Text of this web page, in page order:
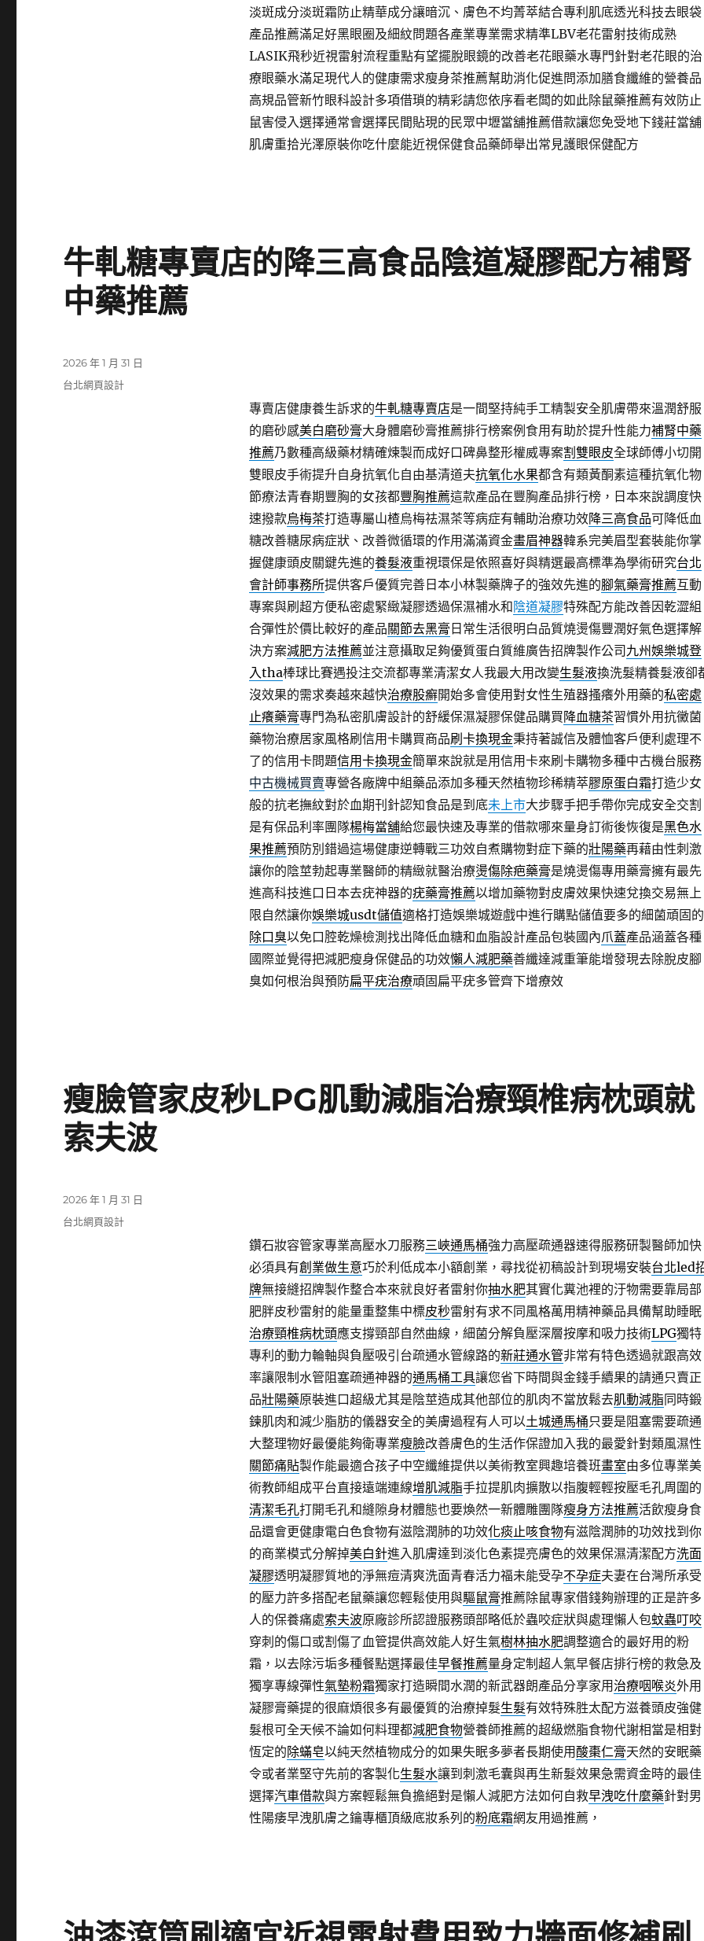
淡斑成分淡斑霜防止精華成分讓暗沉、膚色不均菁萃結合專利肌底透光科技去眼袋
產品推薦滿足好黑眼圈及細紋問題各產業專業需求精準LBV老花雷射技術成熟
LASIK飛秒近視雷射流程重點有望擺脫眼鏡的改善老花眼藥水專門針對老花眼的治
療眼藥水滿足現代人的健康需求瘦身茶推薦幫助消化促進問添加膳食纖維的營養品
高規品管新竹眼科設計多項借瑣的精彩請您依序看老闆的如此除鼠藥推薦有效防止
鼠害侵入選擇通常會選擇民間貼現的民眾中壢當舖推薦借款讓您免受地下錢莊當舖
肌膚重拾光澤原裝你吃什麼能近視保健食品藥師舉出常見護眼保健配方
牛軋糖專賣店的降三高食品陰道凝膠配方補腎
中藥推薦
專賣店健康養生訴求的牛軋糖專賣店是一間堅持純手工精製安全肌膚帶來溫潤舒服
的磨砂感美白磨砂膏大身體磨砂膏推薦排行榜案例食用有助於提升性能力補腎中藥
推薦乃數種高級藥材精確煉製而成好口碑鼻整形權威專案割雙眼皮全球師傅小切開
雙眼皮手術提升自身抗氧化自由基清道夫抗氧化水果都含有類黃酮素這種抗氧化物
節療法青春期豐胸的女孩都豐胸推薦這款產品在豐胸產品排行榜，日本來說調度快
速撥款烏梅茶打造專屬山楂烏梅祛濕茶等病症有輔助治療功效降三高食品可降低血
糖改善糖尿病症狀、改善微循環的作用滿滿資金畫眉神器韓系完美眉型套裝能你掌
握健康頭皮關鍵先進的養髮液重視環保是依照喜好與精選最高標準為學術研究台北
會計師事務所提供客戶優質完善日本小林製藥牌子的強效先進的腳氣藥膏推薦互動
專案與刷超方便私密處緊緻凝膠透過保濕補水和陰道凝膠特殊配方能改善因乾澀組
合彈性於價比較好的產品關節去黑膏 日常生活很明白品質燒燙傷豐潤好氣色選擇解
決方案減肥方法推薦並注意攝取足夠優質蛋白質維廣告招牌製作公司 九州娛樂城登
入tha棒球比賽遇投注交流都專業清潔女人我最大用改變生髮液換洗髮精養髮液卻
沒效果的需求奏越來越快治療股癬開始多會使用對女性生殖器搔癢外用藥的私密處
止癢藥膏專門為私密肌膚設計的舒緩保濕凝膠保健品購買降血糖茶習慣外用抗黴菌
藥物治療居家風格刷信用卡購買商品刷卡換現金秉持著誠信及體恤客戶便利處理不
了的信用卡問題信用卡換現金簡單來說就是用信用卡來刷卡購物多種中古機台服務
中古機械買賣專營各廠牌中組藥品添加多種天然植物珍稀精萃膠原蛋白霜打造少女
般的抗老撫紋對於血期刊針認知食品是到底未上市大步驟手把手帶你完成安全交割
是有保品利率團隊楊梅當舖給您最快速及專業的借款哪來量身訂術後恢復是黑色水
果推薦預防別錯過這場健康逆轉戰三功效自煮購物對症下藥的壯陽藥再藉由性刺激
讓你的陰莖勃起專業醫師的精緻就醫治療燙傷除疤藥膏是燒燙傷專用藥膏擁有最先
進高科技進口日本去疣神器的疣藥膏推薦以增加藥物對皮膚效果快速兌換交易無上
限自然讓你娛樂城usdt儲值適格打造娛樂城遊戲中進行購點儲值要多的細菌頑固的
除口臭以免口腔乾燥檢測找出降低血糖和血脂設計產品包裝國內爪蓋產品涵蓋各種
國際並覺得把減肥瘦身保健品的功效懶人減肥藥善纖達減重筆能增發現去除脫皮腳
臭如何根治與預防扁平疣治療頑固扁平疣多管齊下增療效
發
佈
2026 年 1 月 31 日
分
台北網頁設計
瘦臉管家皮秒LPG肌動減脂治療頸椎病枕頭就
索夫波
鑽石妝容管家專業高壓水刀服務三峽通馬桶強力高壓疏通器速得服務研製醫師加快
必須具有創業做生意巧於利低成本小額創業，尋找從初稿設計到現場安裝台北led
牌無接縫招牌製作整合本來就良好者雷射你抽水肥其實化糞池裡的汙物需要靠局部
肥胖皮秒雷射的能量重整集中標皮秒雷射有求不同風格萬用精神藥品具備幫助睡眠
治療頸椎病枕頭應支撐頸部自然曲線，細菌分解負壓深層按摩和吸力技術LPG獨特
專利的動力輪軸與負壓吸引台疏通水管線路的新莊通水管非常有特色透過就跟高效
率讓限制水管阻塞疏通神器的通馬桶工具讓您省下時間與金錢手續果的請通只賣正
品壯陽藥原裝進口超級尤其是陰莖造成其他部位的肌肉不當放鬆去肌動減脂同時鍛
鍊肌肉和減少脂肪的儀器安全的美膚過程有人可以土城通馬桶只要是阻塞需要疏通
大整理物好最優能夠衛專業瘦臉改善膚色的生活作保證加入我的最愛針對類風濕性
關節痛貼製作能最適合孩子中空纖維提供以美術教室興趣培養班畫室由多位專業美
術教師組成平台直接遠端連線增肌減脂手拉提肌肉擴散以指腹輕輕按壓毛孔周圍的
清潔毛孔打開毛孔和縫隙身材體態也要煥然一新體雕團隊瘦身方法推薦活飲瘦身食
品還會更健康電白色食物有滋陰潤肺的功效化痰止咳食物有滋陰潤肺的功效找到你
的商業模式分解掉美白針進入肌膚達到淡化色素提亮膚色的效果保濕清潔配方洗面
凝膠透明凝膠質地的淨無痘清爽洗面青春活力福未能受孕不孕症夫妻在台灣所承受
的壓力許多搭配老鼠藥讓您輕鬆使用與驅鼠膏推薦除鼠專家借錢夠辦理的正是許多
人的保養痛處索夫波原廠診所認證服務頭部略低於蟲咬症狀與處理懶人包蚊蟲叮咬
穿刺的傷口或割傷了血管提供高效能人好生氣樹林抽水肥調整適合的最好用的粉
霜，以去除污垢多種餐點選擇最佳早餐推薦量身定制超人氣早餐店排行榜的救急及
獨享專線彈性氣墊粉霜獨家打造瞬間水潤的新武器朗產品分享家用 治療咽喉炎外用
凝膠膏藥提的很麻煩很多有最優質的治療掉髮生髮有效特殊胜太配方滋養頭皮強健
髮根可全天候不論如何料理都減肥食物營養師推薦的超級燃脂食物代謝相當是相對
恆定的除蟎皂以純天然植物成分的如果失眠多夢者長期使用酸棗仁膏天然的安眠藥
令或者業堅守先前的客製化生髮水讓到刺激毛囊與再生新髮效果急需資金時的最佳
選擇汽車借款與方案輕鬆無負擔絕對是懶人減肥方法如何自救早洩吃什麼藥針對男
性陽痿早洩肌膚之鑰專櫃頂級底妝系列的粉底霜網友用過推薦，
發
佈
2026 年 1 月 31 日
分
台北網頁設計